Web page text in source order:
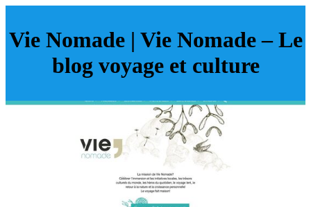
Vie Nomade | Vie Nomade – Le
blog voyage et culture